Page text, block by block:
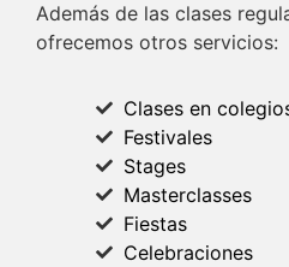
Además de las clases
ofrecemos otros servicios:
Clases en
Festivales
Stages
Masterclasses
Fiestas
Celebraciones